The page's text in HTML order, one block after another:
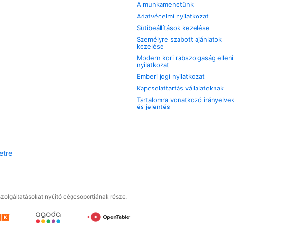
A munkamenetünk
Adatvédelmi nyilatkozat
Sütibeállítások kezelése
Személyre szabott ajánlatok
kezelése
Modern kori rabszolgaság elleni
nyilatkozat
Emberi jogi nyilatkozat
Kapcsolattartás vállalatoknak
Tartalomra vonatkozó irányelvek
és jelentés
nyújtó cégcsoportjának része.